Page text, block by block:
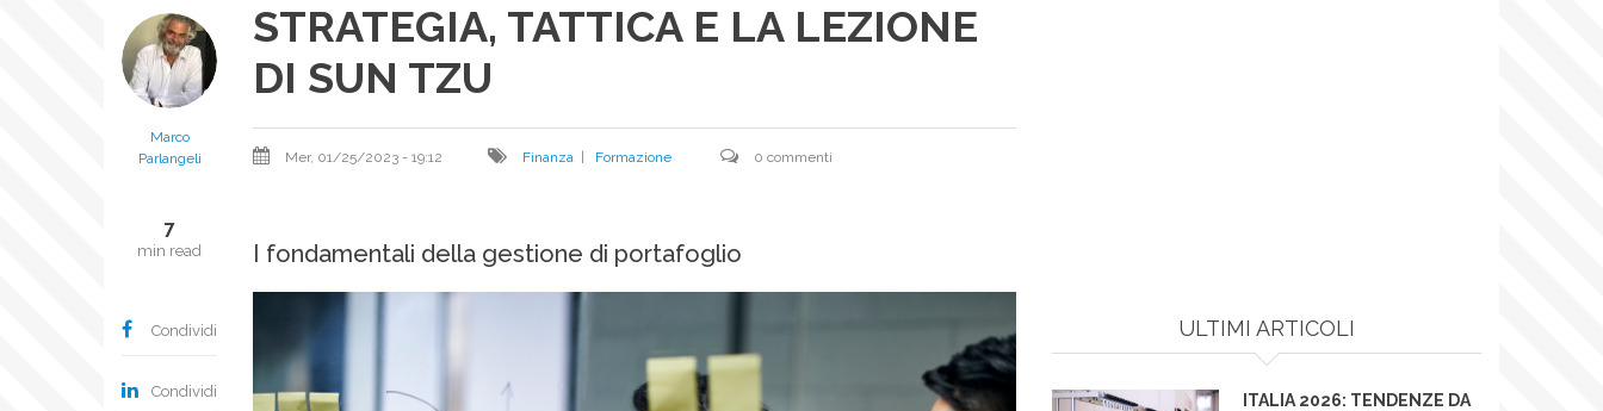
Marco
Parlangeli
7
min read
Condividi
Condividi
STRATEGIA, TATTICA E LA LEZIONE
DI SUN TZU
Mer, 01/25/2023 - 19:12 Finanza Formazione 0 commenti
I fondamentali della gestione di portafoglio
ULTIMI ARTICOLI
ITALIA 2026: TENDENZE DA